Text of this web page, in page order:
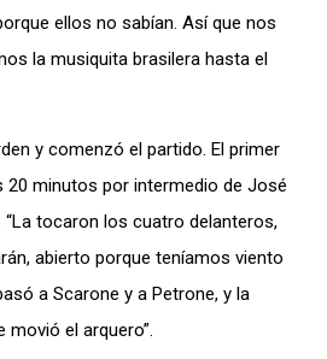
ellos no sabían. Así que nos
la musiquita brasilera hasta el
y comenzó el partido. El primer
20 minutos por intermedio de José
“La tocaron los cuatro delanteros,
abierto porque teníamos viento
a Scarone y a Petrone, y la
movió el arquero”.